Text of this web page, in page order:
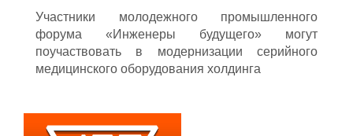
Участники молодежного промышленного
форума «Инженеры будущего» могут
поучаствовать в модернизации серийного
медицинского оборудования холдинга